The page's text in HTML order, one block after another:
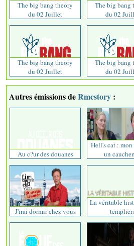
The big bang theory
du 02 Juillet
The big bang
du 02
The big bang theory
du 02 Juillet
The big bang
du 02
Autres émissions deRmcstory :
Au c?ur des douanes
Hell's cat : mon
un
J'irai dormir chez vous
La véritable